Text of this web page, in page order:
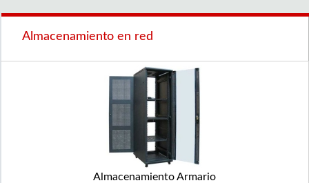
Almacenamiento en red
Almacenamiento Armario